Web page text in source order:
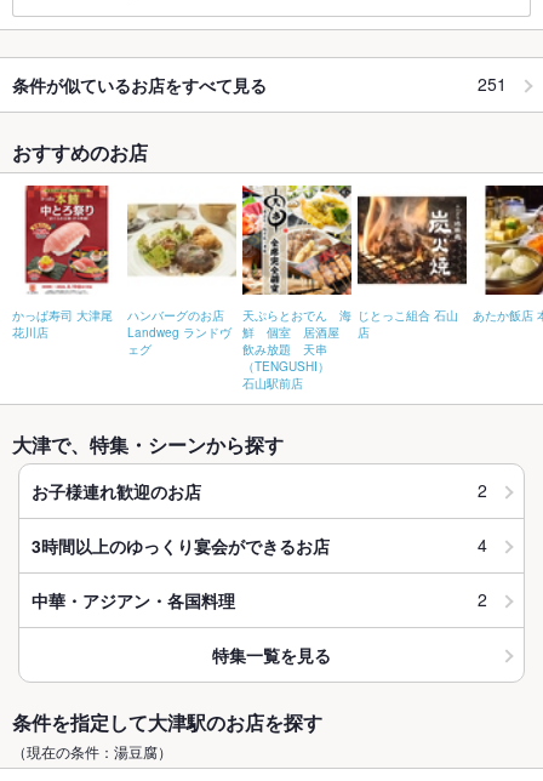
条件が似ているお店をすべて見る 251
おすすめのお店
かっぱ寿司 大津尾
花川店
ハンバーグのお店
Landweg ランドヴ
ェグ
天ぷらとおでん 海
鮮 個室 居酒屋
飲み放題 天串
（TENGUSHI）
石山駅前店
じとっこ組合 石山
店
あたか飯店
大津で、特集・シーンから探す
お子様連れ歓迎のお店 2
3時間以上のゆっくり宴会ができるお店 4
中華・アジアン・各国料理 2
特集一覧を見る
条件を指定して大津駅のお店を探す
（現在の条件：湯豆腐）